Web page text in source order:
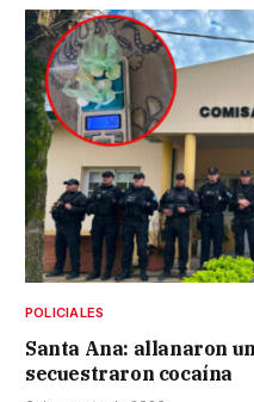
POLICIALES
Santa Ana: allanaron
secuestraron cocaína